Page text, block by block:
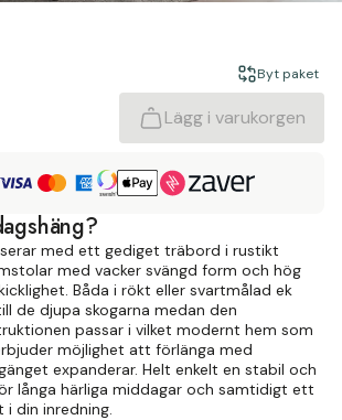
Byt paket
Lägg i varukorgen
med ett gediget träbord i rustikt
med vacker svängd form och hög
Båda i rökt eller svartmålad ek
de djupa skogarna medan den
passar i vilket modernt hem som
möjlighet att förlänga med
expanderar. Helt enkelt en stabil och
långa härliga middagar och samtidigt ett
din inredning.